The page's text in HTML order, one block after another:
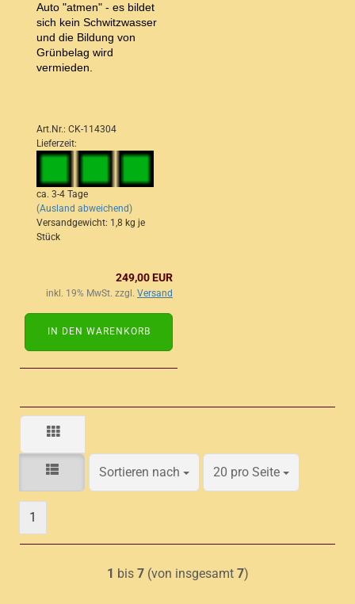
Auto "atmen" - es bildet
sich kein Schwitzwasser
und die Bildung von
Grünbelag wird
vermieden.
Art.Nr.: CK-114304
Lieferzeit:
ca. 3-4 Tage
(Ausland abweichend)
Versandgewicht: 1,8 kg je
Stück
249,00 EUR
inkl. 19% MwSt. zzgl. Versand
IN DEN WARENKORB
Sortieren nach
Sortieren nach 20 pro Seite
pro Seite
1
1 bis 7(von insgesamt 7)